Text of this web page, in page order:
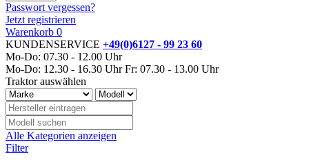
Passwort vergessen?
Jetzt registrieren
Warenkorb 0
KUNDENSERVICE +49(0)6127 - 99 23 60
Mo-Do: 07.30 - 12.00 Uhr
Mo-Do: 12.30 - 16.30 Uhr Fr: 07.30 - 13.00 Uhr
Traktor auswählen
Alle Kategorien anzeigen
Filter